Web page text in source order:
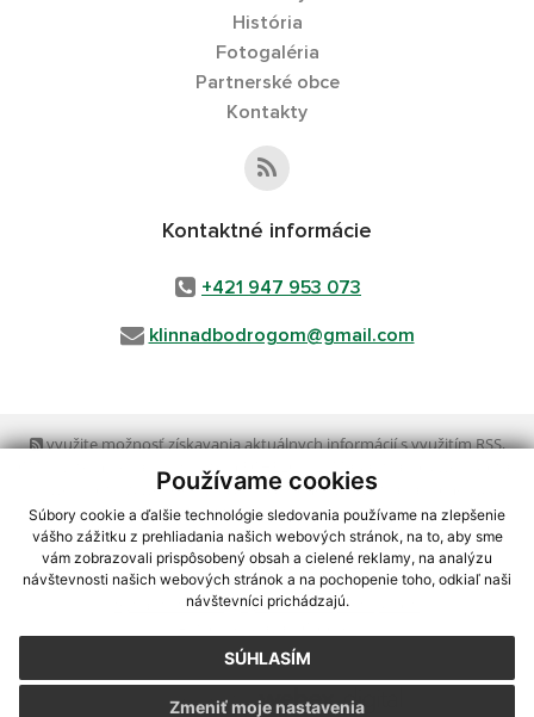
Používame cookies
Súbory cookie a ďalšie technológie sledovania používame na zlepšenie
vášho zážitku z prehliadania našich webových stránok, na to, aby sme
vám zobrazovali prispôsobený obsah a cielené reklamy, na analýzu
návštevnosti našich webových stránok a na pochopenie toho, odkiaľ naši
návštevníci prichádzajú.
SÚHLASÍM
Zmeniť moje nastavenia
História
Fotogaléria
Partnerské obce
Kontakty
Kontaktné informácie
+421 947 953 073
klinnadbodrogom@gmail.com
využite možnosť získavania aktuálnych informácií s využitím RSS,
CMS systém (redakčný) systém ECHELON 2, Mapa stránok
webex.digital, s.r.o.,domény,registrácia domény
spoločnosť webex.digital, s.r.o.,technický prevádzkovateľ
Posledná aktualizácia:13.07.2026
Vytlačiť stránku|Vyhlásenie o prístupnosti
webdesign